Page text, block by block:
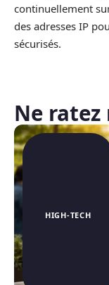
continuellement
des adresses IP
sécurisés.
Ne
HIGH-TECH